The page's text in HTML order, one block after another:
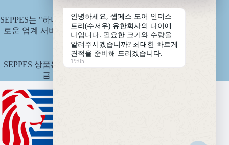
SEPPES는 "하나의 문, 하나의 마당, 평생 서비스"라는 새
로운 업계 서비스 표준인 제품 평생 책임제를 시행합니
다.
SEPPES 상품은 중국 핑안 국유재산보험회사에서 보험
금 1,500만 위안으로 인수합니다.
안녕하세요, 셉페스 도어 인더스
트리(수저우) 유한회사의 다이애
나입니다. 필요한 크기와 수량을
알려주시겠습니까? 최대한 빠르게
견적을 준비해 드리겠습니다.
19:05